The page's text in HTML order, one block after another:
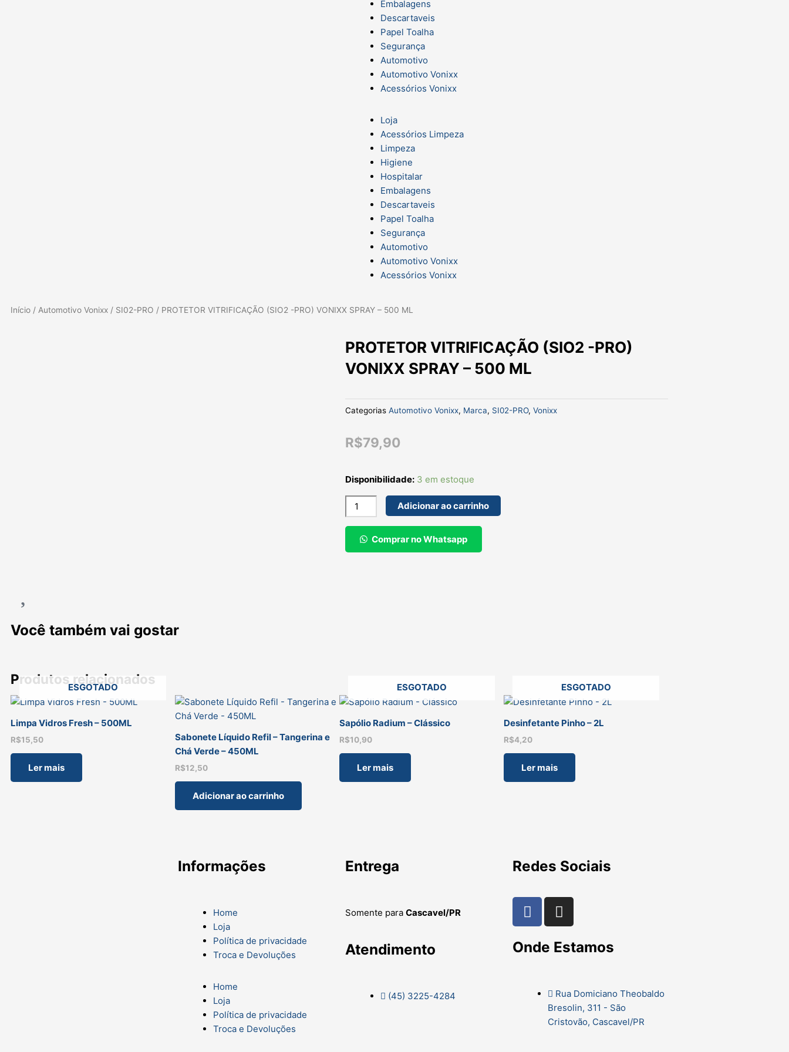
Embalagens
Descartaveis
Papel Toalha
Segurança
Automotivo
Automotivo Vonixx
Acessórios Vonixx
Loja
Acessórios Limpeza
Limpeza
Higiene
Hospitalar
Embalagens
Descartaveis
Papel Toalha
Segurança
Automotivo
Automotivo Vonixx
Acessórios Vonixx
Início / Automotivo Vonixx / SI02-PRO / PROTETOR VITRIFICAÇÃO (SIO2 -PRO) VONIXX SPRAY – 500 ML
PROTETOR VITRIFICAÇÃO (SIO2 -PRO)
VONIXX SPRAY – 500 ML
Categorias Automotivo Vonixx, Marca, SI02-PRO, Vonixx
R$79,90
Disponibilidade: 3 em estoque
VITRIFICAÇÃO
(SIO2
PRO)
VONIXX
SPRAY
Adicionar ao carrinho
Comprar no Whatsapp
Você também vai gostar
Produtos relacionados
ESGOTADO
Limpa Vidros Fresh – 500ML
R$15,50
Ler mais
Sabonete Líquido Refil – Tangerina e
Chá Verde – 450ML
R$12,50
Adicionar ao carrinho
ESGOTADO
Sapólio Radium – Clássico
R$10,90
Ler mais
ESGOTADO
Desinfetante Pinho – 2L
R$4,20
Ler mais
Informações
Home
Loja
Política de privacidade
Troca e Devoluções
Home
Loja
Política de privacidade
Troca e Devoluções
Entrega
Somente para Cascavel/PR
Atendimento
(45) 3225-4284
Redes Sociais
F
a
e
I
n
t
r
a
m
Onde Estamos
Rua Domiciano Theobaldo
Bresolin, 311 - São
Cristovão, Cascavel/PR